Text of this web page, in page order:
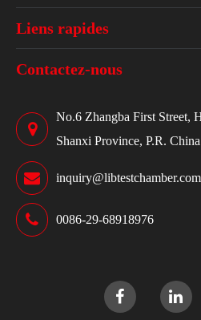
Liens rapides
Contactez-nous
No.6 Zhangba First Street,
Shanxi Province, P.R.
inquiry@libtestchamber.com
0086-29-68918976